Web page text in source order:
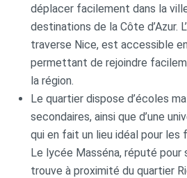
déplacer facilement dans la
destinations de la Côte d’Azur.
traverse Nice, est accessible
permettant de rejoindre
la région.
Le quartier dispose d’écoles
secondaires, ainsi que d’une
qui en fait un lieu idéal pour les
Le lycée Masséna, réputé pour
trouve à proximité du quartier